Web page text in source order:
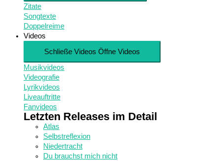
Zitate
Songtexte
Doppelreime
Videos
Schließe Videos Öffne Videos
Musikvideos
Videografie
Lyrikvideos
Liveauftritte
Fanvideos
Letzten Releases im Detail
Atlas
Selbstreflexion
Niedertracht
Du brauchst mich nicht